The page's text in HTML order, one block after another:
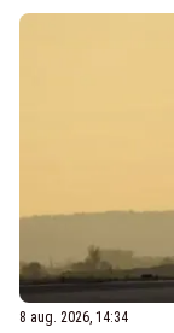
8 aug. 2026, 14:34